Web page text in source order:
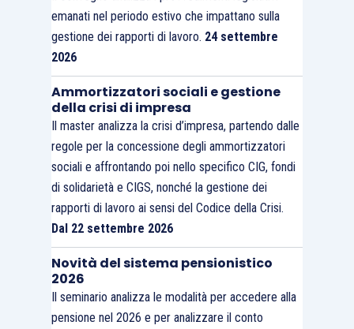
emanati nel periodo estivo che impattano sulla
gestione dei rapporti di lavoro. 24 settembre
2026
Ammortizzatori sociali e gestione
della crisi di impresa
Il master analizza la crisi d’impresa, partendo dalle
regole per la concessione degli ammortizzatori
sociali e affrontando poi nello specifico CIG, fondi
di solidarietà e CIGS, nonché la gestione dei
rapporti di lavoro ai sensi del Codice della Crisi.
Dal 22 settembre 2026
Novità del sistema pensionistico
2026
Il seminario analizza le modalità per accedere alla
pensione nel 2026 e per analizzare il conto